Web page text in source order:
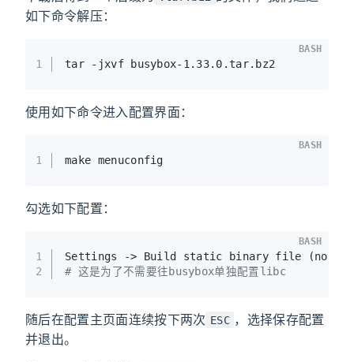
如下命令解压：
1 tar -jxvf busybox-1.33.0.tar.bz2
BASH
使用如下命令进入配置界面：
1 make menuconfig
BASH
勾选如下配置：
1
2
Settings -> Build static binary file (no
# 这是为了不需要往busybox单独配置libc
BASH
随后在配置主页面连续按下两次 ESC ，选择保存配置
并退出。